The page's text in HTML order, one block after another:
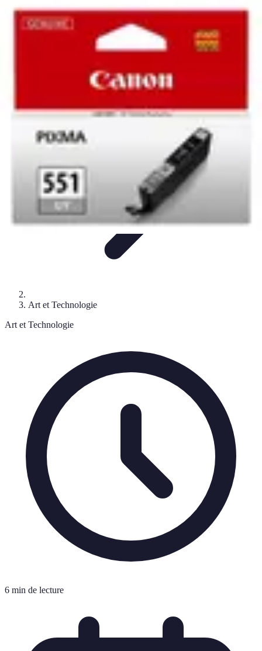
Tech Culture Mag
Culture Numérique
Éducation et
TechnologieMusique Cryptomonnaies
Art et Technologie
Art et Technologie
6 min de lecture